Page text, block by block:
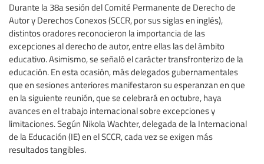
Durante la 38a sesión del Comité Permanente de Derecho de
Autor y Derechos Conexos (SCCR, por sus siglas en inglés),
distintos oradores reconocieron la importancia de las
excepciones al derecho de autor, entre ellas las del ámbito
educativo. Asimismo, se señaló el carácter transfronterizo de la
educación. En esta ocasión, más delegados gubernamentales
que en sesiones anteriores manifestaron su esperanzan en que
en la siguiente reunión, que se celebrará en octubre, haya
avances en el trabajo internacional sobre excepciones y
limitaciones. Según Nikola Wachter, delegada de la Internacional
de la Educación (IE) en el SCCR, cada vez se exigen más
resultados tangibles.